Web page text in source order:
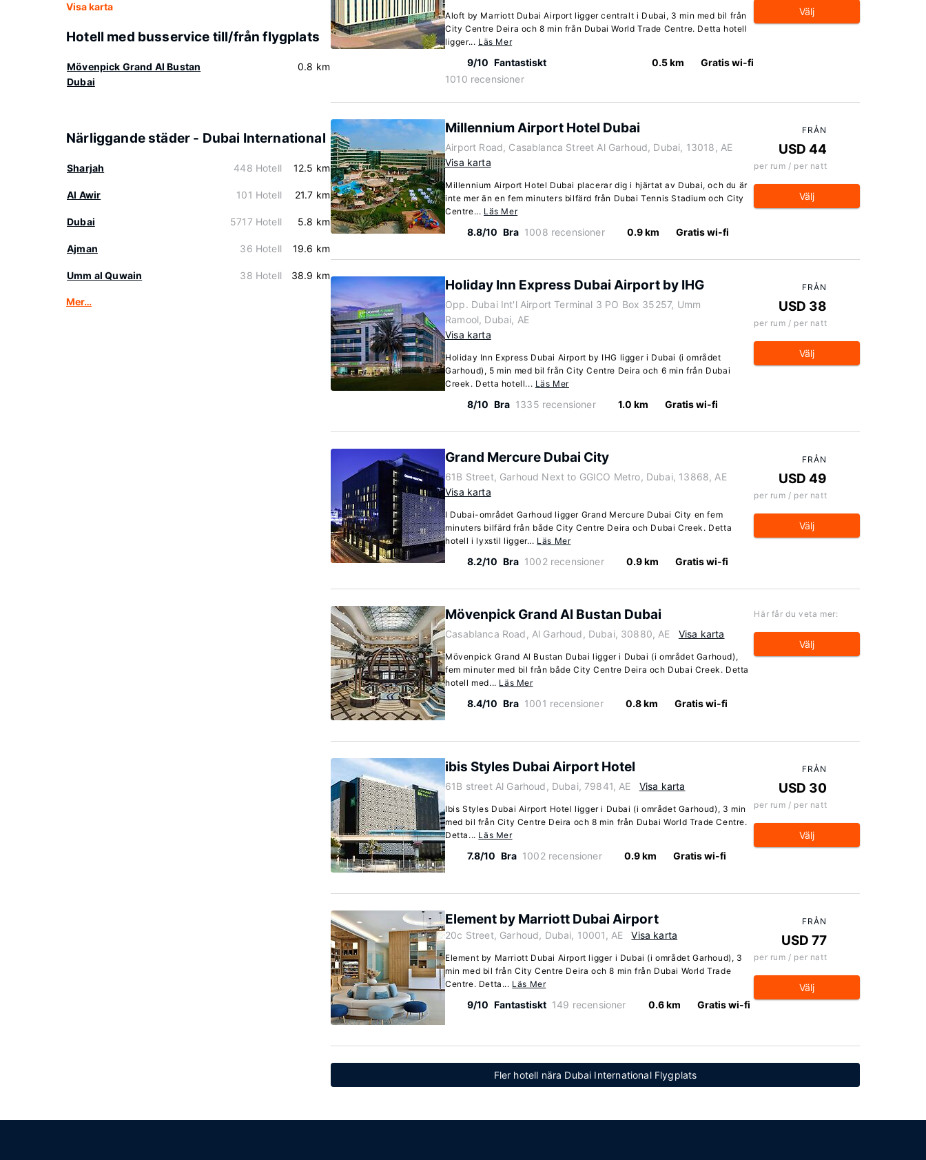
Visa karta
Hotell med busservice till/från flygplats
Mövenpick Grand Al Bustan
Dubai
0.8 km
Närliggande städer - Dubai International
Sharjah 448 Hotell 12.5 km
Al Awir 101 Hotell 21.7 km
Dubai 5717 Hotell 5.8 km
Ajman 36 Hotell 19.6 km
Umm al Quwain 38 Hotell 38.9 km
Mer…
Aloft by Marriott Dubai Airport ligger centralt i Dubai, 3 min med bil från
City Centre Deira och 8 min från Dubai World Trade Centre. Detta hotell
ligger... Läs Mer
9/10 Fantastiskt
1010 recensioner
0.5 km Gratis wi-fi
Välj
Millennium Airport Hotel Dubai
Airport Road, Casablanca Street Al Garhoud, Dubai, 13018, AE
Visa karta
Millennium Airport Hotel Dubai placerar dig i hjärtat av Dubai, och du är
inte mer än en fem minuters bilfärd från Dubai Tennis Stadium och City
Centre... Läs Mer
8.8/10 Bra 1008 recensioner 0.9 km Gratis wi-fi
FRÅN
USD 44
per rum / per natt
Välj
Holiday Inn Express Dubai Airport by IHG
Opp. Dubai Int'l Airport Terminal 3 PO Box 35257, Umm
Ramool, Dubai, AE
Visa karta
Holiday Inn Express Dubai Airport by IHG ligger i Dubai (i området
Garhoud), 5 min med bil från City Centre Deira och 6 min från Dubai
Creek. Detta hotell... Läs Mer
8/10 Bra 1335 recensioner 1.0 km Gratis wi-fi
FRÅN
USD 38
per rum / per natt
Välj
Grand Mercure Dubai City
61B Street, Garhoud Next to GGICO Metro, Dubai, 13868, AE
Visa karta
I Dubai-området Garhoud ligger Grand Mercure Dubai City en fem
minuters bilfärd från både City Centre Deira och Dubai Creek. Detta
hotell i lyxstil ligger... Läs Mer
8.2/10 Bra 1002 recensioner 0.9 km Gratis wi-fi
FRÅN
USD 49
per rum / per natt
Välj
Mövenpick Grand Al Bustan Dubai
Casablanca Road, Al Garhoud, Dubai, 30880, AE Visa karta
Mövenpick Grand Al Bustan Dubai ligger i Dubai (i området Garhoud),
fem minuter med bil från både City Centre Deira och Dubai Creek. Detta
hotell med... Läs Mer
8.4/10 Bra 1001 recensioner 0.8 km Gratis wi-fi
Här får du veta mer:
Välj
ibis Styles Dubai Airport Hotel
61B street Al Garhoud, Dubai, 79841, AE Visa karta
Ibis Styles Dubai Airport Hotel ligger i Dubai (i området Garhoud), 3 min
med bil från City Centre Deira och 8 min från Dubai World Trade Centre.
Detta... Läs Mer
7.8/10 Bra 1002 recensioner 0.9 km Gratis wi-fi
FRÅN
USD 30
per rum / per natt
Välj
Element by Marriott Dubai Airport
20c Street, Garhoud, Dubai, 10001, AE Visa karta
Element by Marriott Dubai Airport ligger i Dubai (i området Garhoud), 3
min med bil från City Centre Deira och 8 min från Dubai World Trade
Centre. Detta... Läs Mer
9/10 Fantastiskt 149 recensioner 0.6 km Gratis wi-fi
FRÅN
USD 77
per rum / per natt
Välj
Fler hotell nära Dubai International Flygplats